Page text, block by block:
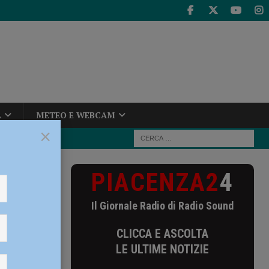
METEO E WEBCAM
PIACENZA24
Il Giornale Radio di Radio Sound
CLICCA E ASCOLTA
LE ULTIME NOTIZIE
×